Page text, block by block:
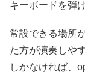
キーボードを弾
常設できる場所
た方が演奏しや
しかなければ、